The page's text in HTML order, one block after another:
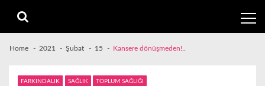
navigation
content
Home 2021 Şubat 15 Kansere dönüşmeden!..
FARKINDALIK SAĞLIK TOPLUM SAĞLIĞI